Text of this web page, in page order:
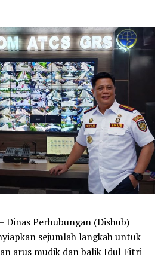
Dinas Perhubungan (Dishub)
sejumlah langkah untuk
arus mudik dan balik Idul Fitri